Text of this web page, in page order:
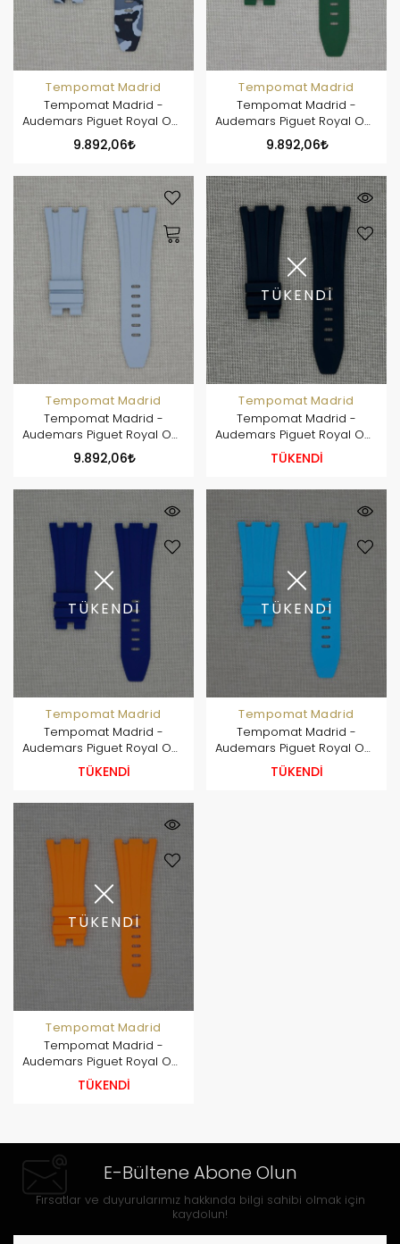
Tempomat Madrid
Tempomat Madrid -
Audemars Piguet Royal Oak
Offshore 42mm Model
Ailesi Uyumlu Kauçuk Kayış
9.892,06
Tempomat Madrid
Tempomat Madrid -
Audemars Piguet Royal Oak
Offshore 42mm Model
Ailesi Uyumlu Kauçuk Kayış
9.892,06
Tempomat Madrid
Tempomat Madrid -
Audemars Piguet Royal Oak
Offshore 42mm Model
Ailesi Uyumlu Kauçuk Kayış
9.892,06
TÜKENDİ
Tempomat Madrid
Tempomat Madrid -
Audemars Piguet Royal Oak
Offshore 42mm Model
TÜKENDİ
TÜKENDİ
Tempomat Madrid
Tempomat Madrid -
Audemars Piguet Royal Oak
Offshore 42mm Model
TÜKENDİ
TÜKENDİ
Tempomat Madrid
Tempomat Madrid -
Audemars Piguet Royal Oak
Offshore 42mm Model
TÜKENDİ
TÜKENDİ
Tempomat Madrid
Tempomat Madrid -
Audemars Piguet Royal Oak
Offshore 42mm Model
TÜKENDİ
E-Bültene Abone Olun
Fırsatlar ve duyurularımız hakkında bilgi sahibi olmak için
kaydolun!